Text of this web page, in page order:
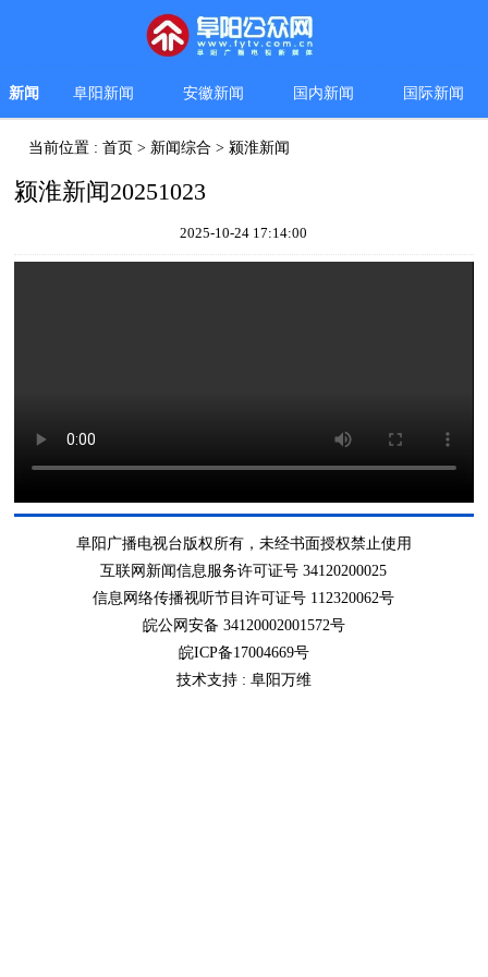
新闻 阜阳新闻 安徽新闻 国内新闻 国际新闻
当前位置 :首页 > 新闻综合 >颍淮新闻
颍淮新闻20251023
2025-10-24 17:14:00
阜阳广播电视台版权所有，未经书面授权禁止使用
互联网新闻信息服务许可证号 34120200025
信息网络传播视听节目许可证号 112320062号
皖公网安备 34120002001572号
皖ICP备17004669号
技术支持 : 阜阳万维